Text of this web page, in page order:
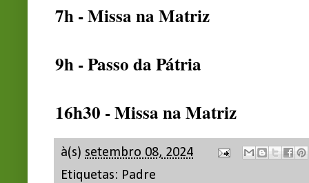
7h - Missa na Matriz
9h - Passo da Pátria
16h30 - Missa na Matriz
à(s) setembro 08, 2024
Etiquetas: Padre